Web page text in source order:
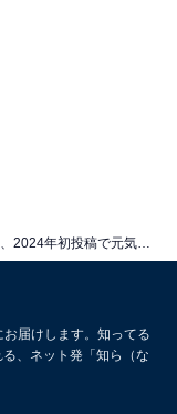
坂口杏里、2024年初投稿で元気そうな近影ショット公開！ さらば森田＆ニューヨーク屋敷とのツーショット
届けします。知ってる
、ネット発「知ら（な